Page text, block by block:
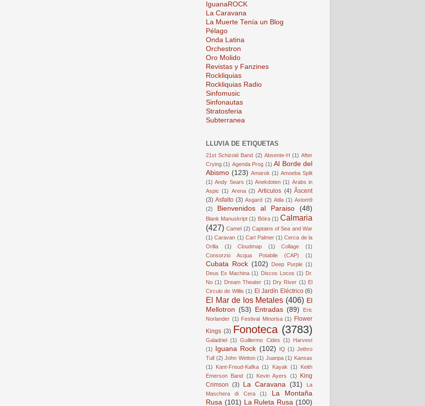
IguanaROCK
La Caravana
La Muerte Tenía un Blog
Pélago
Onda Latina
Orchestron
Oro Molido
Revistas y Fanzines
Rockliquias
Rockliquias Radio
Sinfomusic
Sinfonautas
Stratosferia
Subterranea
LLUVIA DE ETIQUETAS
21st Schizoid Band (2) Absente-H (1) After
Crying (1) Agenda Prog (1) Al Borde del
Abismo (123) Amarok (1) Amoeba Split
(1) Andy Sears (1) Anekdoten (1) Arabs in
Aspic (1) Arena (2) Articulos (4) Âscent
(3) Asfalto (3) Asgard (2) Atila (1) Axiom9
(2)
Bienvenidos al Paraiso (48)
Blank Manuskript (1) Böira (1) Calmaria
(427) Camel (2) Captains of Sea and War
(1) Caravan (1) Carl Palmer (1) Cerca de la
Orilla
(1) Cloudmap (1) Collage
(1)
Consorzio Acqua Potabile (CAP)
(1)
Cubata Rock (102) Deep Purple (1)
Deus Ex Machina (1) Discos Locos (1) Dr.
No (1) Dream Theater (1) Dry River (1) El
Circulo de Willis (1) El Jardín Eléctrico (6)
El Mar de los Metales (406) El
Mellotron (53) Entradas (89)
Eric
Norlander (1) Festival Minorisa (1) Flower
Kings (3) Fonoteca (3783)
Galadriel (1) Guillermo Cides (1)
Harvest
(1) Iguana Rock (102) IQ (1) Jethro
Tull (2) John Wetton (1) Juanpa (1) Kansas
(1)
Kant-Freud-Kafka (1) Kayak (1)
Keith
Emerson Band (1) Kevin Ayers (1)
King
Crimson (3) La Caravana (31)
La
Maschera di Cera
(1)
La Montaña
Rusa (101) La Ruleta Rusa (100)